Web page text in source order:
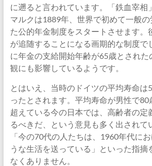
に遡ると言われています。「鉄血宰相
マルクは1889年、世界で初めて一般
た公的年金制度をスタートさせます。
が追随することになる画期的な制度で
に年金の支給開始年齢が65歳とされた
観にも影響しているようです。
とはいえ、当時のドイツの平均寿命は
ったとされます。平均寿命が男性で80
超えている今の日本では、高齢者の定
るべきだ、という意見も多く出されて
「今の70代の人たちは、1960年代に
うな生活を送っている」といった指摘
なくありません。